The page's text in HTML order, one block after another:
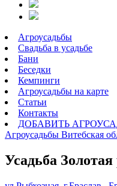
Агроусадьбы
Свадьба в усадьбе
Бани
Беседки
Кемпинги
Агроусадьбы на карте
Статьи
Контакты
ДОБАВИТЬ
Агроусадьбы Витебская
Усадьба